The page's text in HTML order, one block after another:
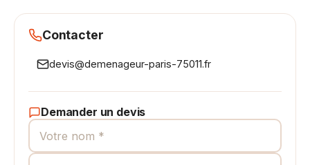
Contacter
devis@demenageur-paris-75011.fr
Demander un devis